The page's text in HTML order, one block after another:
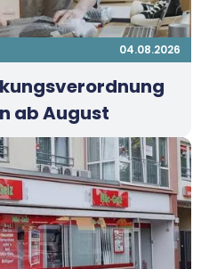
04.08.2026
ab August